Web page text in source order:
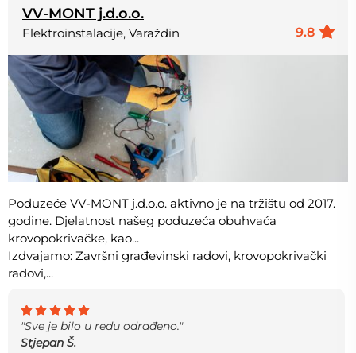
VV-MONT j.d.o.o.
9.8
Elektroinstalacije, Varaždin
Poduzeće VV-MONT j.d.o.o. aktivno je na tržištu od 2017.
godine. Djelatnost našeg poduzeća obuhvaća
krovopokrivačke, kao...
Izdvajamo: Završni građevinski radovi, krovopokrivački
radovi,...
"Sve je bilo u redu odrađeno."
Stjepan Š.